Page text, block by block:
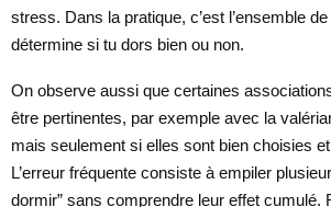
stress. Dans la pratique, c’est l’ensemble
détermine si tu dors bien ou non.
On observe aussi que certaines
être pertinentes, par exemple avec la
mais seulement si elles sont bien choisies
L’erreur fréquente consiste à empiler
dormir” sans comprendre leur effet cumulé.